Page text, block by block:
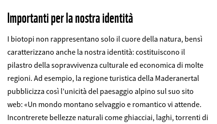
Importanti per la nostra identità
I biotopi non rappresentano solo il cuore della natura, bensì
caratterizzano anche la nostra identità: costituiscono il
pilastro della sopravvivenza culturale ed economica di molte
regioni. Ad esempio, la regione turistica della Maderanertal
pubblicizza così l’unicità del paesaggio alpino sul suo sito
web: «Un mondo montano selvaggio e romantico vi attende.
Incontrerete bellezze naturali come ghiacciai, laghi, torrenti di